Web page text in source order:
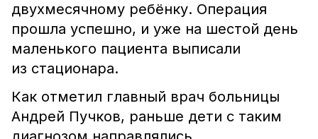
двухмесячному ребёнку. Операция
прошла успешно, и уже на шестой день
маленького пациента выписали
из стационара.
Как отметил главный врач больницы
Андрей Пучков, раньше дети с таким